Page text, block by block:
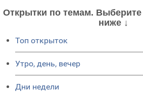
Открытки по темам. Выберите
ниже ↓
Топ открыток
Утро, день, вечер
Дни недели